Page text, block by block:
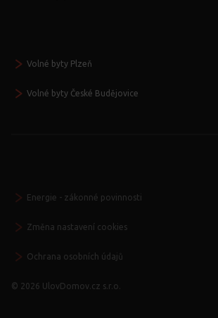
Volné byty Plzeň
Volné byty České Budějovice
Energie - zákonné povinnosti
Změna nastavení cookies
Ochrana osobních údajů
© 2026 UlovDomov.cz s.r.o.